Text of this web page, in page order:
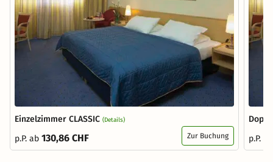
Einzelzimmer CLASSIC (Details)
p.P. ab 130,86 CHF Zur Buchung
p.P.